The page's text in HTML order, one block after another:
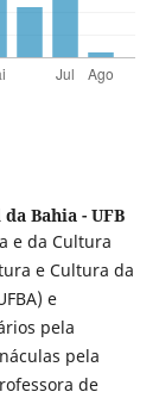
Bahia - UFB
e da Cultura
e Cultura da
e
pela
pela
de